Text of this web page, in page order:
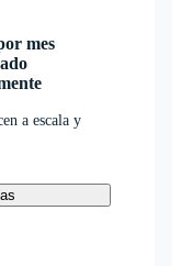
mes
a escala y